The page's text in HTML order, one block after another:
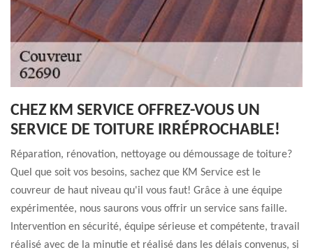
CHEZ KM SERVICE OFFREZ-VOUS UN
SERVICE DE TOITURE IRRÉPROCHABLE!
Réparation, rénovation, nettoyage ou démoussage de toiture?
Quel que soit vos besoins, sachez que KM Service est le
couvreur de haut niveau qu'il vous faut! Grâce à une équipe
expérimentée, nous saurons vous offrir un service sans faille.
Intervention en sécurité, équipe sérieuse et compétente, travail
réalisé avec de la minutie et réalisé dans les délais convenus, si